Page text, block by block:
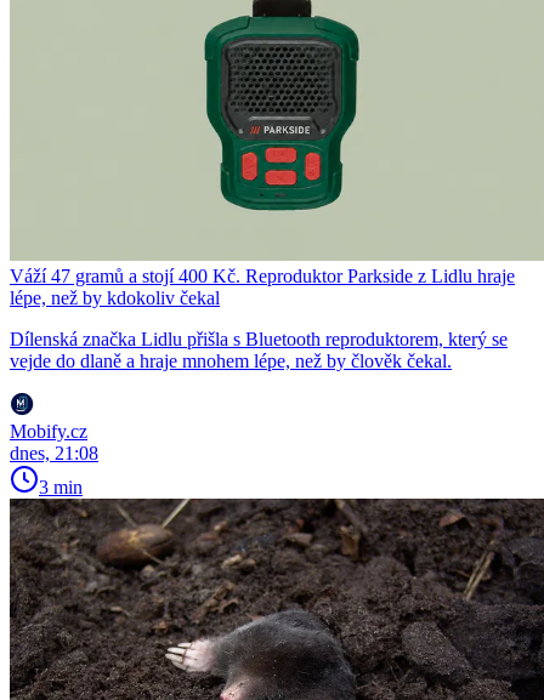
Váží 47 gramů a stojí 400 Kč. Reproduktor Parkside z Lidlu hraje
lépe, než by kdokoliv čekal
Dílenská značka Lidlu přišla s Bluetooth reproduktorem, který se
vejde do dlaně a hraje mnohem lépe, než by člověk čekal.
Mobify.cz
dnes, 21:08
3 min